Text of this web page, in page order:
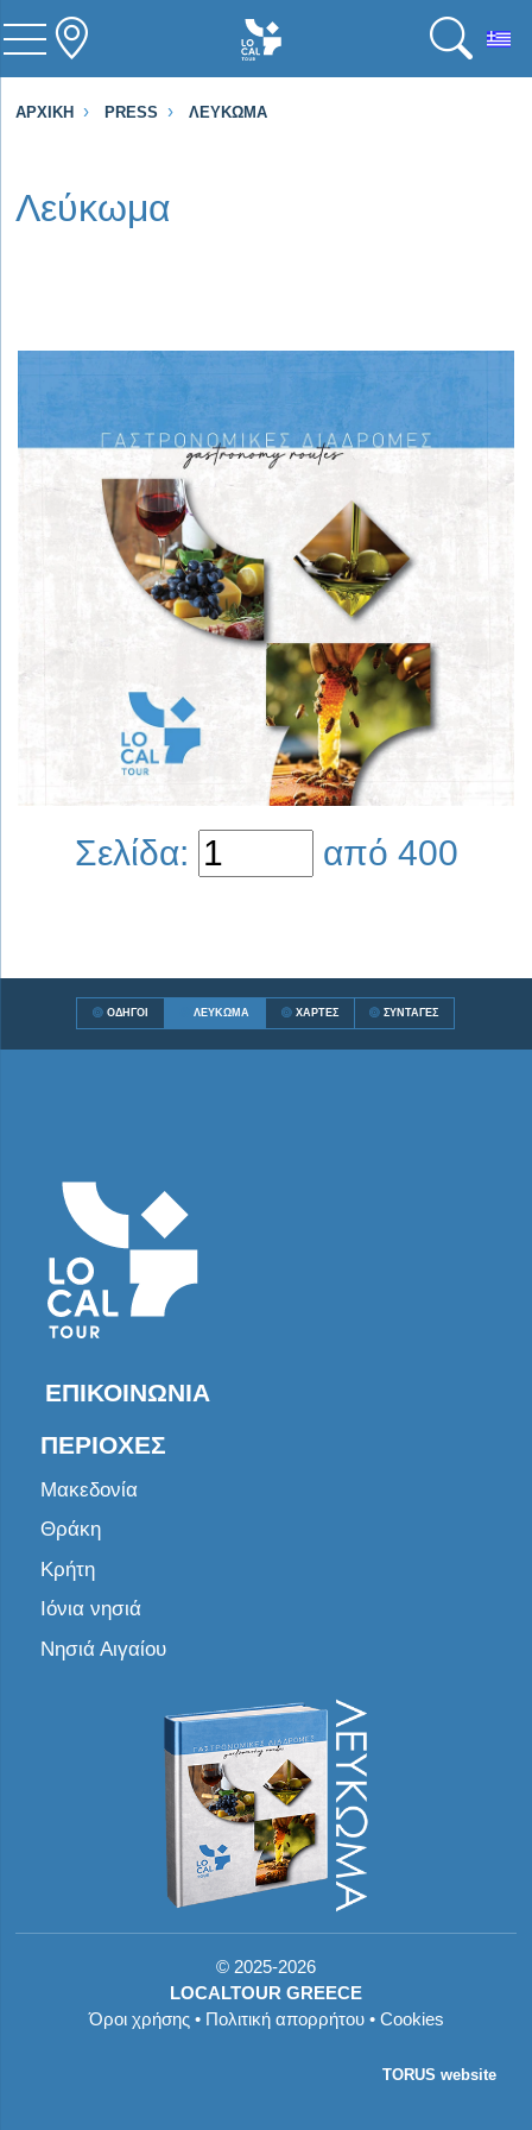
ΑΡΧΙΚΉ PRESS ΛΕΎΚΩΜΑ
Λεύκωμα
Σελίδα: από 400
ΟΔΗΓΟΊ ΛΕΎΚΩΜΑ ΧΆΡΤΕΣ ΣΥΝΤΑΓΈΣ
ΕΠΙΚΟΙΝΩΝΊΑ
ΠΕΡΙΟΧΈΣ
Μακεδονία
Θράκη
Κρήτη
Ιόνια νησιά
Νησιά Αιγαίου
© 2025-2026
LOCALTOUR GREECE
Όροι χρήσης• Πολιτική απορρήτου• Cookies
TORUS website